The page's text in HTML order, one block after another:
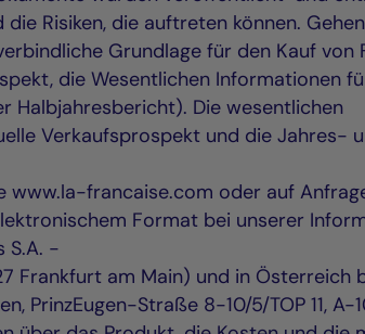
Risiken, die auftreten können.
Grundlage für den Kauf von
die Wesentlichen Informationen
Die wesentlichen
Verkaufsprospekt und die Jahres-
www.la-francaise.com oder auf
Format bei unserer
S.A. -
Frankfurt am Main) und in Österreich
PrinzEugen-Straße 8-10/5/TOP 11, A-